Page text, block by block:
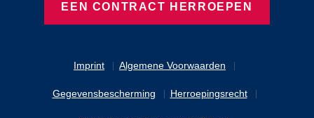
Imprint Algemene Voorwaarden
Gegevensbescherming Herroepingsrecht
EEN CONTRACT HERROEPEN